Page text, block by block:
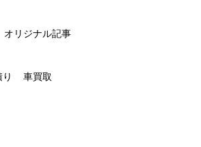
オリジナル記事
車買取